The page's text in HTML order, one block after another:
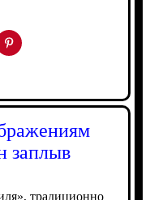
заплыв
традиционно